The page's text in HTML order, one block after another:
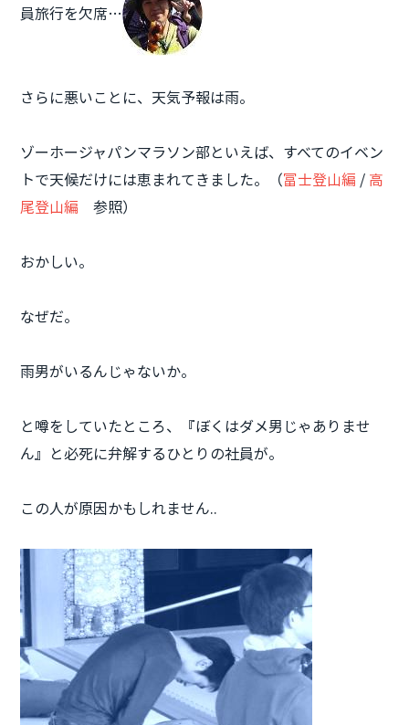
員旅行を欠席…
さらに悪いことに、天気予報は雨。
ゾーホージャパンマラソン部といえば、すべてのイベン
トで天候だけには恵まれてきました。（富士登山編 / 高
尾登山編 参照）
おかしい。
なぜだ。
雨男がいるんじゃないか。
と噂をしていたところ、『ぼくはダメ男 じゃありませ
ん』と必死に弁解するひとりの社員が。
この人が原因かもしれません..